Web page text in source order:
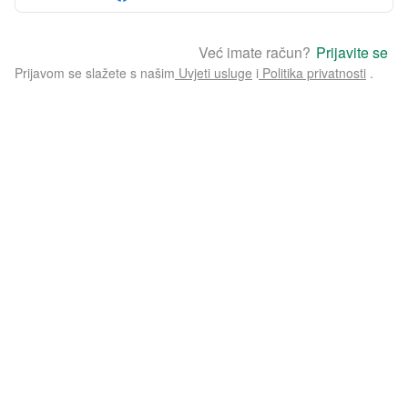
Već imate račun? Prijavite se
Prijavom se slažete s našim Uvjeti usluge i Politika privatnosti .